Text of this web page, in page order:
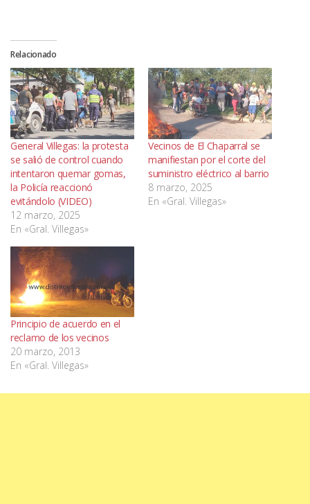
Relacionado
General Villegas: la protesta
se salió de control cuando
intentaron quemar gomas,
la Policía reaccionó
evitándolo (VIDEO)
12 marzo, 2025
En «Gral. Villegas»
Vecinos de El Chaparral se
manifiestan por el corte del
suministro eléctrico al barrio
8 marzo, 2025
En «Gral. Villegas»
Principio de acuerdo en el
reclamo de los vecinos
20 marzo, 2013
En «Gral. Villegas»